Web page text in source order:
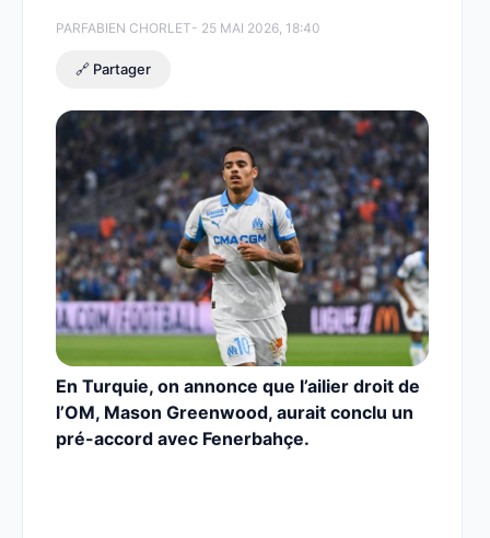
PARFABIEN CHORLET- 25 MAI 2026, 18:40
🔗 Partager
En Turquie, on annonce que l’ailier droit de
l’OM, Mason Greenwood, aurait conclu un
pré-accord avec Fenerbahçe.